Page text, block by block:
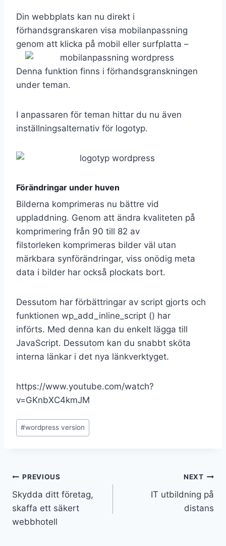
Din webbplats kan nu direkt i
förhandsgranskaren visa mobilanpassning
genom att klicka på mobil eller surfplatta –
Denna funktion finns i förhandsgranskningen
under teman.
I anpassaren för teman hittar du nu även
inställningsalternativ för logotyp.
Förändringar under huven
Bilderna komprimeras nu bättre vid
uppladdning. Genom att ändra kvaliteten på
komprimering från 90 till 82 av
filstorleken komprimeras bilder väl utan
märkbara synförändringar, viss onödig meta
data i bilder har också plockats bort.
Dessutom har förbättringar av script gjorts och
funktionen wp_add_inline_script () har
införts. Med denna kan du enkelt lägga till
JavaScript. Dessutom kan du snabbt sköta
interna länkar i det nya länkverktyget.
https://www.youtube.com/watch?
v=GKnbXC4kmJM
#wordpress version
PREVIOUS
Skydda ditt företag,
skaffa ett säkert
webbhotell
NEXT
IT utbildning på
distans